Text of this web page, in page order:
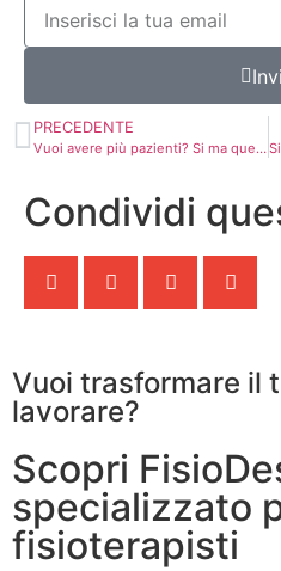
PRECEDENTE
Vuoi avere più pazienti? Si ma quelli buoni…
Condividi
Vuoi trasformare il
lavorare?
Scopri
specializzato
fisioterapisti